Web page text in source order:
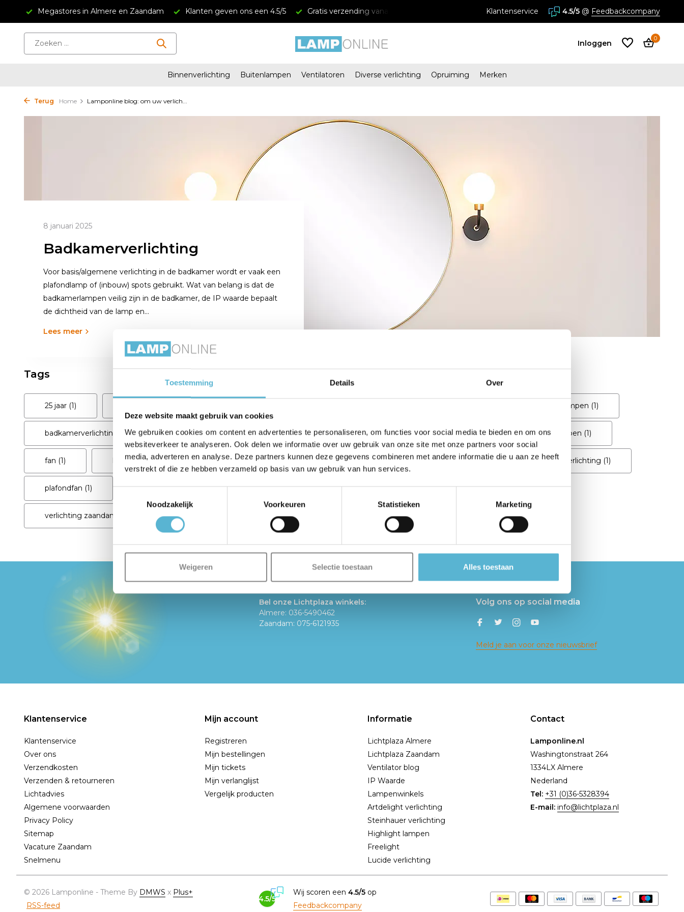
Toestemming Details Over
Deze website maakt gebruik van cookies
We gebruiken cookies om content en advertenties te personaliseren, om functies voor social media te bieden en om ons
websiteverkeer te analyseren. Ook delen we informatie over uw gebruik van onze site met onze partners voor social
media, adverteren en analyse. Deze partners kunnen deze gegevens combineren met andere informatie die u aan ze heeft
verstrekt of die ze hebben verzameld op basis van uw gebruik van hun services.
Noodzakelijk
Voorkeuren Statistieken Marketing
Weigeren Selectie toestaan Alles toestaan
Megastores in Almere en Zaandam Klanten geven ons een 4.5/5 Gratis verzending vanaf € 34,95 Megastores in Almere en Zaandam
Klantenservice 4.5/5 @ Feedbackcompany
Inloggen
0
Binnenverlichting Buitenlampen Ventilatoren Diverse verlichting Opruiming Merken
Terug Home Lamponline blog: om uw verlich...
8 januari 2025
Badkamerverlichting
Voor basis/algemene verlichting in de badkamer wordt er vaak een
plafondlamp of (inbouw) spots gebruikt. Wat van belang is dat de
badkamerlampen veilig zijn in de badkamer, de IP waarde bepaalt
de dichtheid van de lamp en...
Lees meer
Tags
25 jaar (1) badkamerlampen (1)
badkamerverlichting (1) beige(1) Blij design(1) Blijdesign(1) buitenlamp (1) buitenlampen (1)
fan (1) lichtadviezen(1) lichtplaza(2) lichtplaza almere(1) Neuhaus PURE(1) plafond verlichting (1)
plafondfan (1) plafondlamp(1) plafondlampen(1) plafondventilator(1) verlichting almere(1)
verlichting zaandam villaflor
Bel onze Lichtplaza winkels:
Almere: 036-5490462
Zaandam: 075-6121935
Volg ons op social media
Meld je aan voor onze nieuwsbrief
Klantenservice
Klantenservice
Over ons
Verzendkosten
Verzenden & retourneren
Lichtadvies
Algemene voorwaarden
Privacy Policy
Sitemap
Vacature Zaandam
Snelmenu
Mijn account
Registreren
Mijn bestellingen
Mijn tickets
Mijn verlanglijst
Vergelijk producten
Informatie
Lichtplaza Almere
Lichtplaza Zaandam
Ventilator blog
IP Waarde
Lampenwinkels
Artdelight verlichting
Steinhauer verlichting
Highlight lampen
Freelight
Lucide verlichting
Contact
Lamponline.nl
Washingtonstraat 264
1334LX Almere
Nederland
Tel: +31 (0)36-5328394
E-mail: info@lichtplaza.nl
© 2026 Lamponline - Theme By DMWS x Plus+
RSS-feed
4.5/5
Wij scoren een 4.5/5op
Feedbackcompany